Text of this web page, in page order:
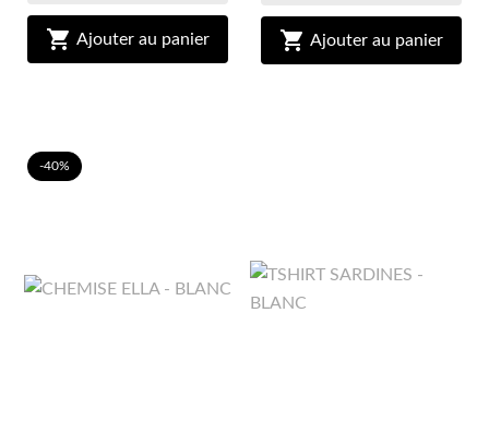
 Ajouter au panier  Ajouter au panier
-40%